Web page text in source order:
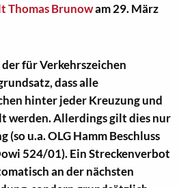
Thomas Brunowam 29. März
für Verkehrszeichen
dass alle
hinter jeder Kreuzung und
werden. Allerdings gilt dies nur
u.a. OLG Hamm Beschluss
524/01). Ein Streckenverbot
an der nächsten